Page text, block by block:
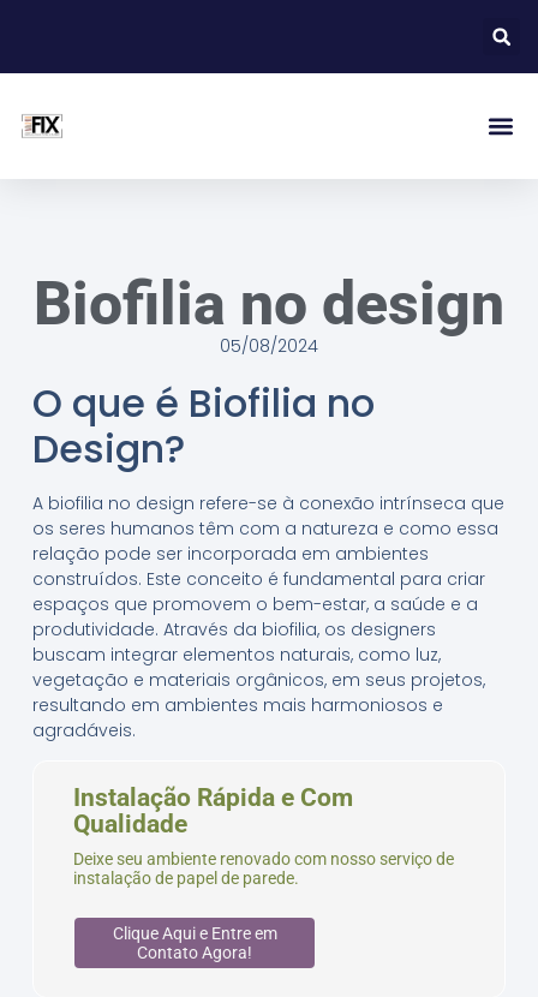
Biofilia no design
05/08/2024
O que é Biofilia no
Design?
A biofilia no design refere-se à conexão intrínseca que
os seres humanos têm com a natureza e como essa
relação pode ser incorporada em ambientes
construídos. Este conceito é fundamental para criar
espaços que promovem o bem-estar, a saúde e a
produtividade. Através da biofilia, os designers
buscam integrar elementos naturais, como luz,
vegetação e materiais orgânicos, em seus projetos,
resultando em ambientes mais harmoniosos e
agradáveis.
Instalação Rápida e Com
Qualidade
Deixe seu ambiente renovado com nosso serviço de
instalação de papel de parede.
Clique Aqui e Entre em
Contato Agora!